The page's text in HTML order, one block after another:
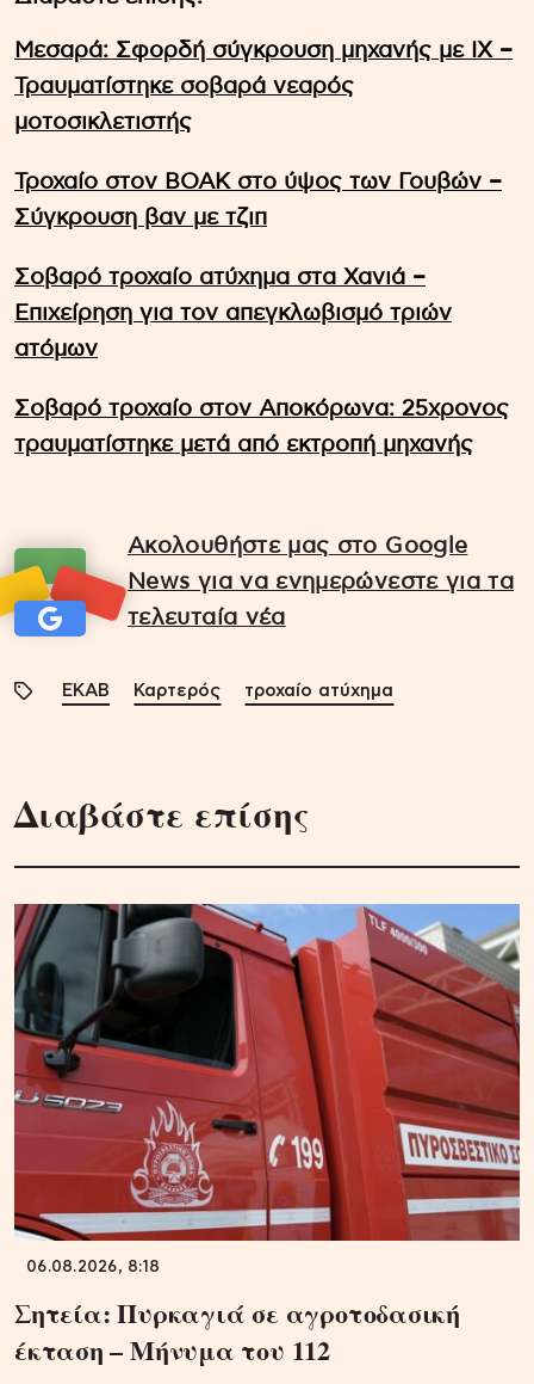
Μεσαρά: Σφορδή σύγκρουση μηχανής με ΙΧ –
Τραυματίστηκε σοβαρά νεαρός
μοτοσικλετιστής
Τροχαίο στον ΒΟΑΚ στο ύψος των Γουβών –
Σύγκρουση βαν με τζιπ
Σοβαρό τροχαίο ατύχημα στα Χανιά –
Επιχείρηση για τον απεγκλωβισμό τριών
ατόμων
Σοβαρό τροχαίο στον Αποκόρωνα: 25χρονος
τραυματίστηκε μετά από εκτροπή μηχανής
Ακολουθήστε μας στο Google
News για να ενημερώνεστε για τα
τελευταία νέα
EKAB Καρτερός τροχαίο ατύχημα
Διαβάστε επίσης
06.08.2026, 8:18
Σητεία: Πυρκαγιά σε αγροτοδασική
έκταση – Μήνυμα του 112